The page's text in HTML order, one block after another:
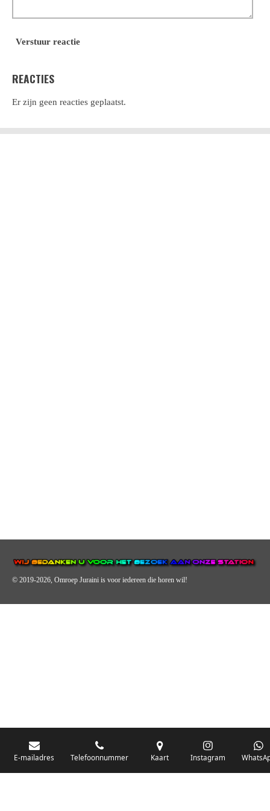
Verstuur reactie
REACTIES
Er zijn geen reacties geplaatst.
© 2019-2026, Omroep Juraini is voor iedereen die horen wil!
E-mailadres Telefoonnummer Kaart Instagram
De zender richt zich op jongeren, jongvolwassenen, volwassenen en we
vooral urban muziek als non-stop.
Wij brengen het nieuws uit de streek via radio en online. Via de website en